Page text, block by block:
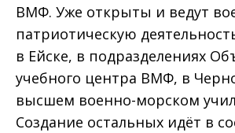
ВМФ. Уже открыты и ведут
патриотическую
в Ейске, в подразделениях
учебного центра ВМФ, в
высшем военно-морском
Создание остальных идёт в